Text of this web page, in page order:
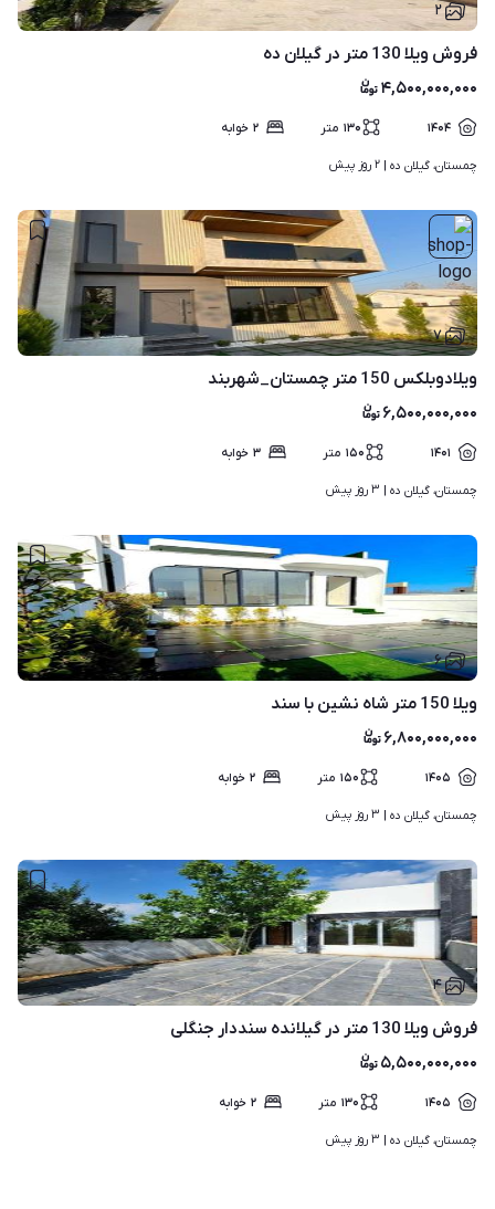
۲
فروش ویلا 130 متر در گیلان ده
۴,۵۰۰,۰۰۰,۰۰۰
۱۴۰۴ ۱۳۰ متر ۲ خوابه
چمستان، گیلان ده | ۲ روز پیش
۷
ویلادوبلکس 150 متر چمستان_شهربند
۶,۵۰۰,۰۰۰,۰۰۰
۱۴۰۱ ۱۵۰ متر ۳ خوابه
چمستان، گیلان ده | ۳ روز پیش
۶
ویلا 150 متر شاه نشین با سند
۶,۸۰۰,۰۰۰,۰۰۰
۱۴۰۵ ۱۵۰ متر ۲ خوابه
چمستان، گیلان ده | ۳ روز پیش
۴
فروش ویلا 130 متر در گیلانده سنددار جنگلی
۵,۵۰۰,۰۰۰,۰۰۰
۱۴۰۵ ۱۳۰ متر ۲ خوابه
چمستان، گیلان ده | ۳ روز پیش